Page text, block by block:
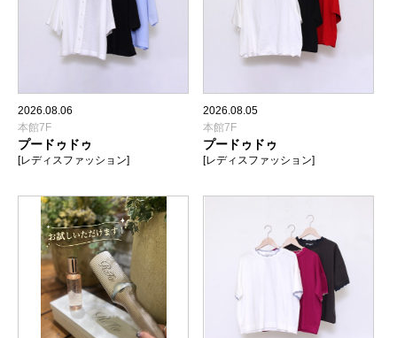
2026.08.06
本館7F
プードゥドゥ
[レディスファッション]
2026.08.05
本館7F
プードゥドゥ
[レディスファッション]